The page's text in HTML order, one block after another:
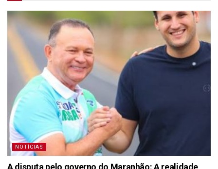
NOTÍCIAS
A disputa pelo governo do Maranhão: A realidade